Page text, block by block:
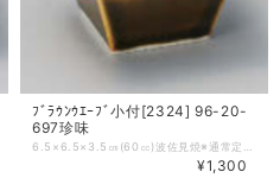
ﾌﾞﾗｳﾝｳｴｰﾌﾞ小付[2324] 96-20-
697珍味
¥1,300